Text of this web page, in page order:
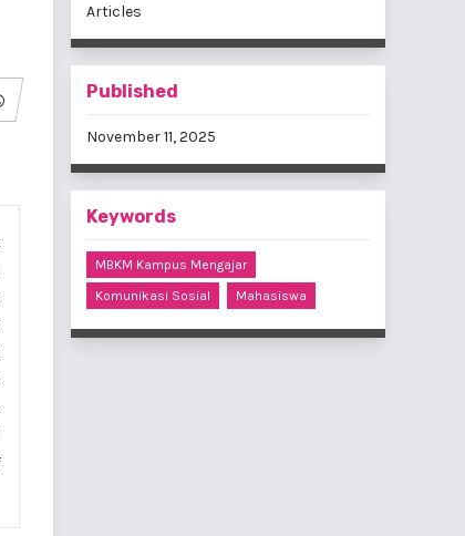
Articles
Published
November 11, 2025
Keywords
MBKM Kampus Mengajar
Komunikasi Sosial
Mahasiswa